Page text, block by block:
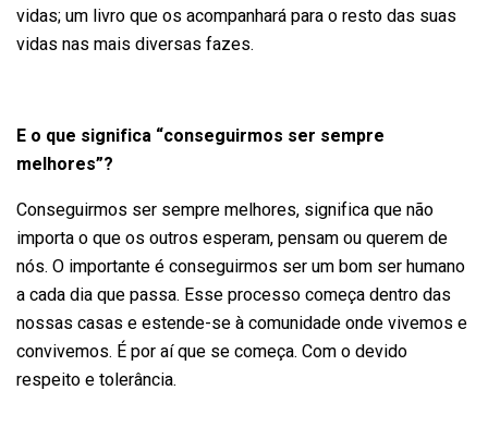
vidas; um livro que os acompanhará para o resto das suas
vidas nas mais diversas fazes.
E o que significa “conseguirmos ser sempre
melhores”?
Conseguirmos ser sempre melhores, significa que não
importa o que os outros esperam, pensam ou querem de
nós. O importante é conseguirmos ser um bom ser humano
a cada dia que passa. Esse processo começa dentro das
nossas casas e estende-se à comunidade onde vivemos e
convivemos. É por aí que se começa. Com o devido
respeito e tolerância.